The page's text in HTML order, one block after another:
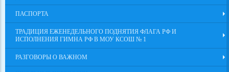
ПАСПОРТА
ТРАДИЦИЯ ЕЖЕНЕДЕЛЬНОГО ПОДНЯТИЯ ФЛАГА РФ И
ИСПОЛНЕНИЯ ГИМНА РФ В МОУ КСОШ № 1
РАЗГОВОРЫ О ВАЖНОМ